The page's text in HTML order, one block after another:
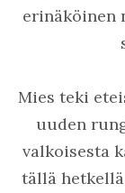
erinäköinen
Mies teki
uuden
valkoisesta
tällä